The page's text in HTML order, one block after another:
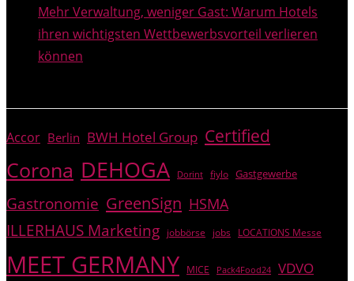
Mehr Verwaltung, weniger Gast: Warum Hotels
ihren wichtigsten Wettbewerbsvorteil verlieren
können
Accor Berlin BWH Hotel Group Certified
Corona DEHOGA Dorint fiylo Gastgewerbe
Gastronomie GreenSign HSMA
ILLERHAUS Marketing jobbörse jobs LOCATIONS Messe
MEET GERMANY MICE Pack4Food24 VDVO